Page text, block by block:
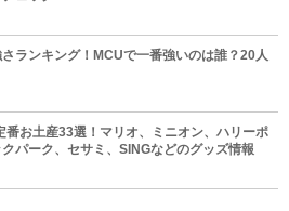
ランキング！MCUで一番強いのは誰？20人
番お土産33選！マリオ、ミニオン、ハリーポ
パーク、セサミ、SINGなどのグッズ情報